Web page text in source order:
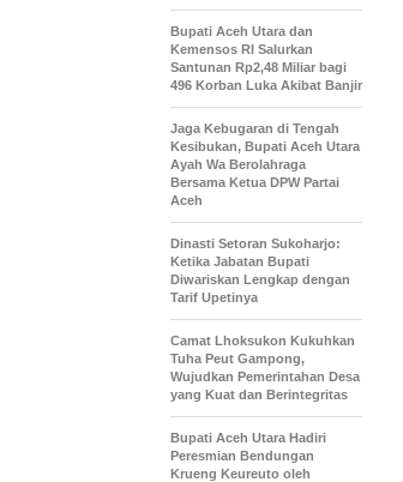
Bupati Aceh Utara dan
Kemensos RI Salurkan
Santunan Rp2,48 Miliar bagi
496 Korban Luka Akibat Banjir
Jaga Kebugaran di Tengah
Kesibukan, Bupati Aceh Utara
Ayah Wa Berolahraga
Bersama Ketua DPW Partai
Aceh
Dinasti Setoran Sukoharjo:
Ketika Jabatan Bupati
Diwariskan Lengkap dengan
Tarif Upetinya
Camat Lhoksukon Kukuhkan
Tuha Peut Gampong,
Wujudkan Pemerintahan Desa
yang Kuat dan Berintegritas
Bupati Aceh Utara Hadiri
Peresmian Bendungan
Krueng Keureuto oleh